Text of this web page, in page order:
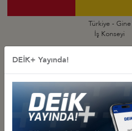
Türkiye - Gine
İş Konseyi
DEİK+ Yayında!